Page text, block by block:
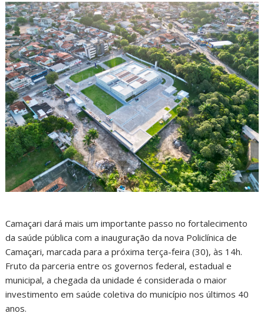
Camaçari dará mais um importante passo no fortalecimento
da saúde pública com a inauguração da nova Policlínica de
Camaçari, marcada para a próxima terça-feira (30), às 14h.
Fruto da parceria entre os governos federal, estadual e
municipal, a chegada da unidade é considerada o maior
investimento em saúde coletiva do município nos últimos 40
anos.